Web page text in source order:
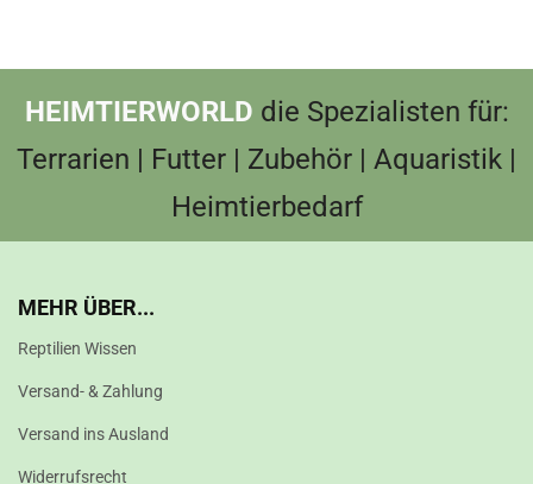
HEIMTIERWORLD die Spezialisten für:
Terrarien | Futter | Zubehör | Aquaristik |
Heimtierbedarf
MEHR ÜBER...
Reptilien Wissen
Versand- & Zahlung
Versand ins Ausland
Widerrufsrecht